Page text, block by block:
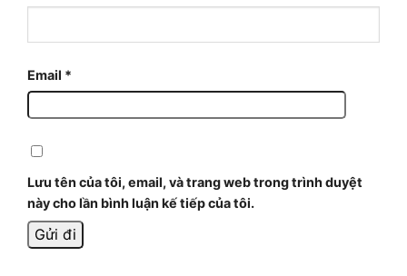
Email *
Lưu tên của tôi, email, và trang web trong trình duyệt
này cho lần bình luận kế tiếp của tôi.